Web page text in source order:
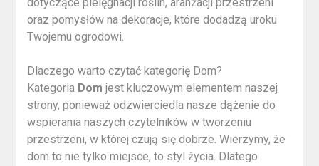
oraz pomysłów na dekoracje, które dodadzą uroku
Twojemu ogrodowi.
Dlaczego warto czytać kategorię Dom?
Kategoria Dom jest kluczowym elementem naszej
strony, ponieważ odzwierciedla nasze dążenie do
wspierania naszych czytelników w tworzeniu
przestrzeni, w której czują się dobrze. Wierzymy, że
dom to nie tylko miejsce, to styl życia. Dlatego